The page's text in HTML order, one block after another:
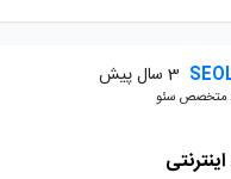
3 سال پیش
متخصص سئو